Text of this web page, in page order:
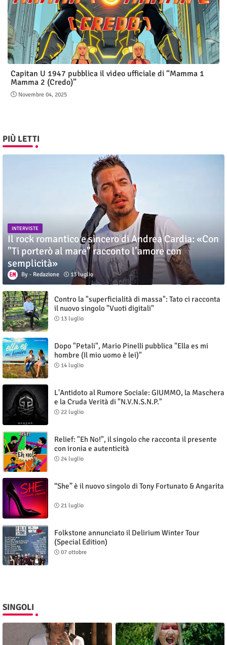
Capitan U 1947 pubblica il video ufficiale di “Mamma 1
Mamma 2 (Credo)”
Novembre 04, 2025
PIÙ LETTI
INTERVISTE
Il rock romantico e sincero di Andrea Cardia: «Con
"Ti porterò al mare" racconto l’amore con
semplicità»
Redazione 13 luglio
Contro la "superficialità di massa": Tato ci racconta
il nuovo singolo "Vuoti digitali"
13 luglio
Dopo "Petali", Mario Pinelli pubblica "Ella es mi
hombre (Il mio uomo è lei)"
14 luglio
L'Antidoto al Rumore Sociale: GIUMMO, la Maschera
e la Cruda Verità di "N.V.N.S.N.P."
22 luglio
Relief: "Eh No!", il singolo che racconta il presente
con ironia e autenticità
24 luglio
“She” è il nuovo singolo di Tony Fortunato & Angarita
21 luglio
Folkstone annunciato il Delirium Winter Tour
(Special Edition)
07 ottobre
SINGOLI